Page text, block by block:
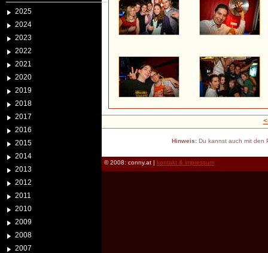
2025
2024
2023
2022
2021
2020
2019
2018
2017
2016
2015
2014
2013
2012
2011
2010
2009
2008
2007
Hinweis:Du kannst auch mit den
© 2008: conny.at | kontakt & impressum